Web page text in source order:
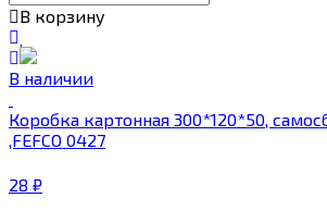
В корзину
В наличии
Коробка картонная 300*120*50,
,FEFCO 0427
28 ₽